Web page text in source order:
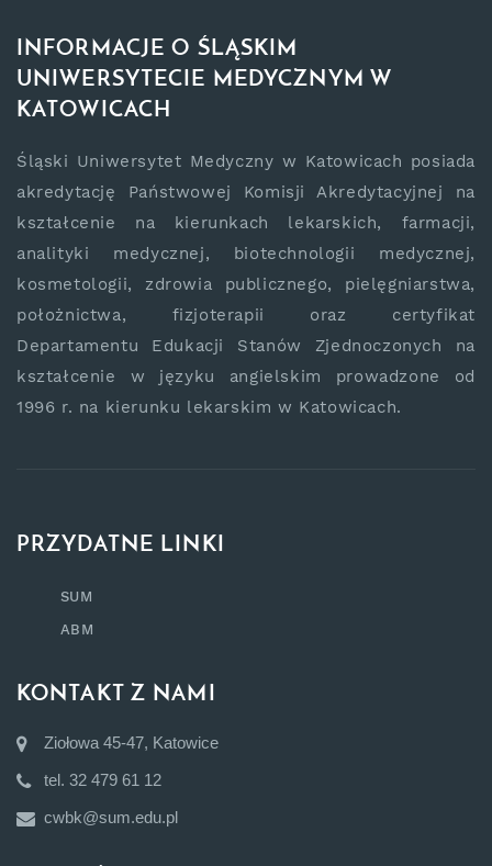
INFORMACJE O ŚLĄSKIM
UNIWERSYTECIE MEDYCZNYM W
KATOWICACH
Śląski Uniwersytet Medyczny w Katowicach posiada
akredytację Państwowej Komisji Akredytacyjnej na
kształcenie na kierunkach lekarskich, farmacji,
analityki medycznej, biotechnologii medycznej,
kosmetologii, zdrowia publicznego, pielęgniarstwa,
położnictwa, fizjoterapii oraz certyfikat
Departamentu Edukacji Stanów Zjednoczonych na
kształcenie w języku angielskim prowadzone od
1996 r. na kierunku lekarskim w Katowicach.
PRZYDATNE LINKI
SUM
ABM
KONTAKT Z NAMI
Ziołowa 45-47, Katowice
tel. 32 479 61 12
cwbk@sum.edu.pl